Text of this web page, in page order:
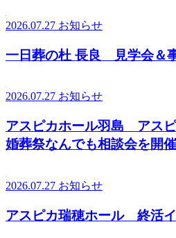
2026.07.27 お知らせ
一日葬の杜 長良 見学会＆
2026.07.27 お知らせ
アスピカホール羽島 アス
婚葬祭なんでも相談会を開
2026.07.27 お知らせ
アスピカ瑞穂ホール 終活